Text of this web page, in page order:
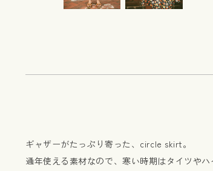
ギャザーがたっぷり寄った、circle skirt。
通年使える素材なので、寒い時期はタイツや